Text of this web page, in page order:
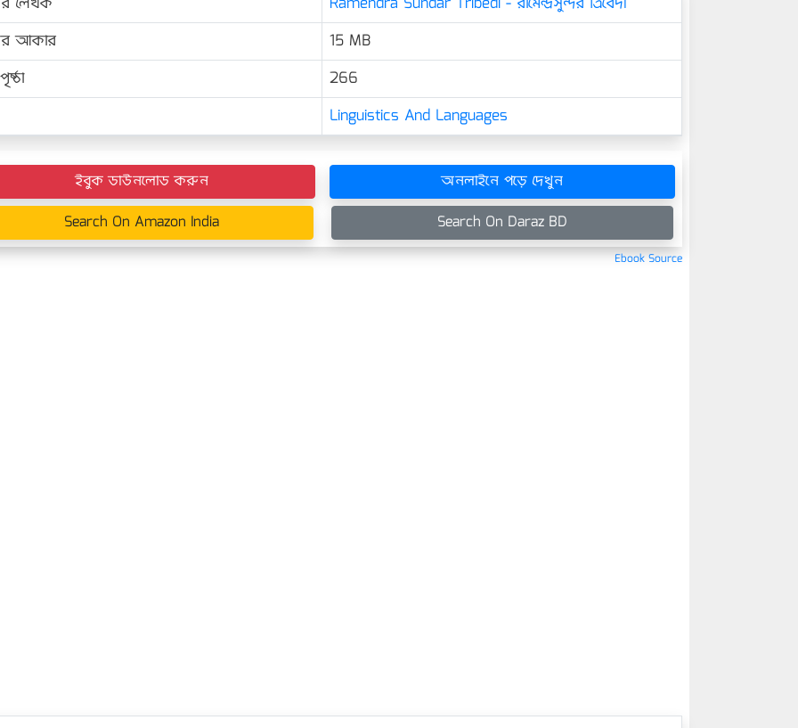
আকার
15 MB
266
Linguistics And Languages
ইবুক ডাউনলোড করুন
অনলাইনে পড়ে দেখুন
Search On Amazon India
Search On Daraz BD
Ebook Source